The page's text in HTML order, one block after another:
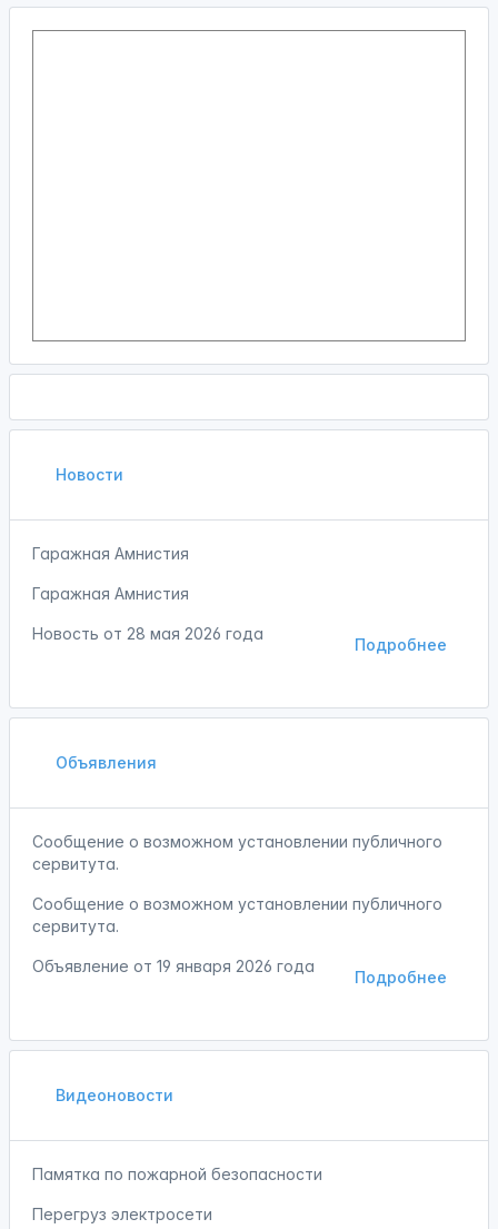
Новости
Гаражная Амнистия
Гаражная Амнистия
Подробнее
Новость от 28 мая 2026 года
Объявления
Сообщение о возможном установлении публичного
сервитута.
Сообщение о возможном установлении публичного
сервитута.
Подробнее
Объявление от 19 января 2026 года
Видеоновости
Памятка по пожарной безопасности
Перегруз электросети